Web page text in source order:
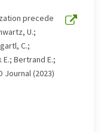
precede
U.;
C.;
E.; Bertrand E.;
Journal (2023)